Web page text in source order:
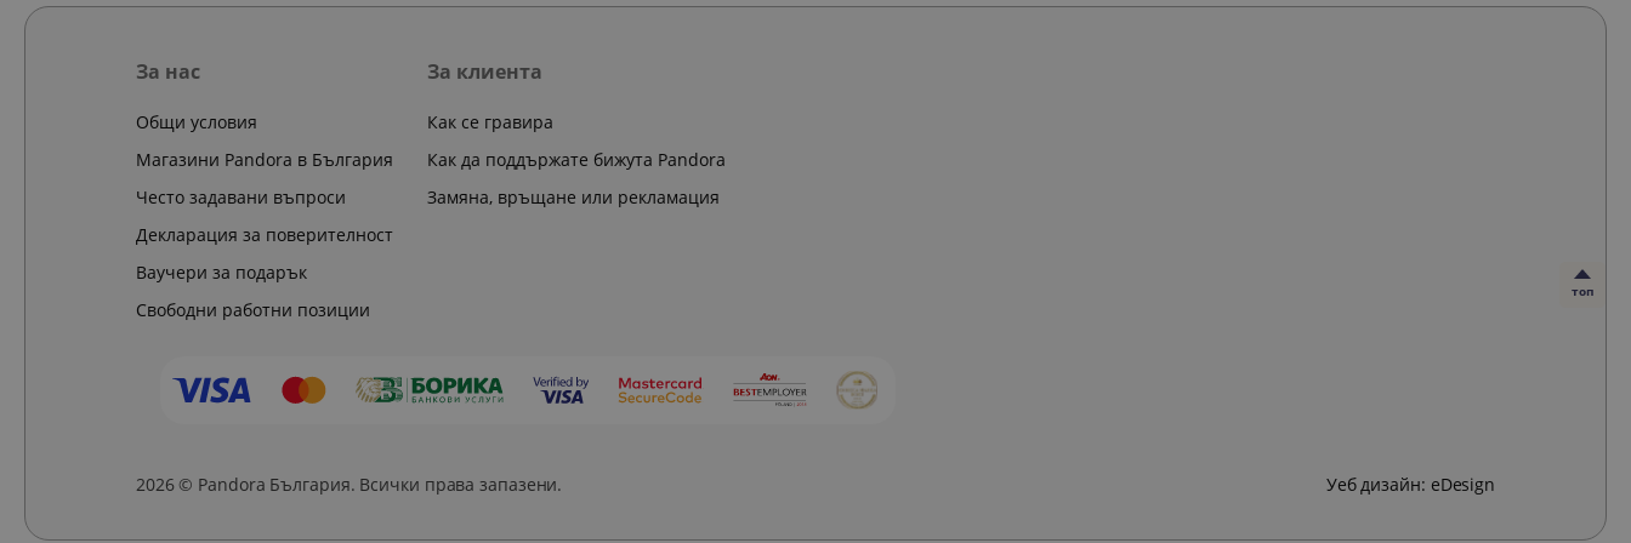
топ
За нас
Общи условия
Магазини Pandora в България
Често задавани въпроси
Декларация за поверителност
Ваучери за подарък
Свободни работни позиции
За клиента
Как се гравира
Как да поддържате бижута Pandora
Замяна, връщане или рекламация
2026 © Pandora България. Всички права запазени. Уеб дизайн: eDesign